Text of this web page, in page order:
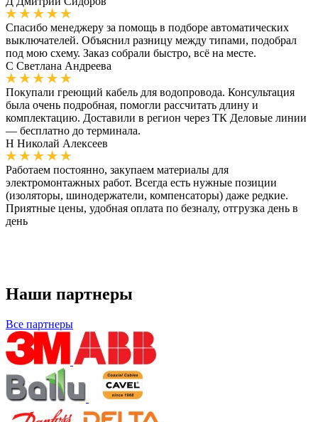
Спасибо менеджеру за помощь в подборе автоматических
выключателей. Объяснил разницу между типами, подобрал
под мою схему. Заказ собрали быстро, всё на месте.
С Светлана Андреева
Покупали греющий кабель для водопровода. Консультация
была очень подробная, помогли рассчитать длину и
комплектацию. Доставили в регион через ТК Деловые линии
— бесплатно до терминала.
Н Николай Алексеев
Работаем постоянно, закупаем материалы для
электромонтажных работ. Всегда есть нужные позиции
(изоляторы, шинодержатели, компенсаторы) даже редкие.
Приятные цены, удобная оплата по безналу, отгрузка день в
день
Наши партнеры
Все партнеры